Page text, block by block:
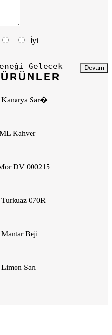
İyi
Devam
Gelecek
Sar�
Kahver
DV-000215
070R
Beji
Sarı